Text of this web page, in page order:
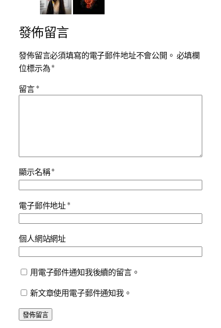
發佈留言
發佈留言必須填寫的電子郵件地址不會公開。 必填欄
位標示為*
留言*
顯示名稱*
電子郵件地址*
個人網站網址
用電子郵件通知我後續的留言。
新文章使用電子郵件通知我。